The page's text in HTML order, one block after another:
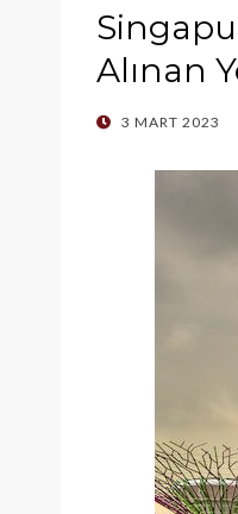
Alınan
POSTED
3 MART 2023